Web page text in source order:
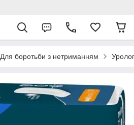
Для боротьби з нетриманням